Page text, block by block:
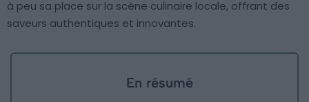
à peu sa place sur la scène culinaire locale, offrant des
saveurs authentiques et innovantes.
En résumé